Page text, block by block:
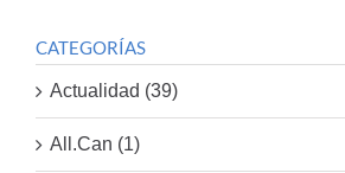
CATEGORÍAS
Actualidad (39)
All.Can (1)